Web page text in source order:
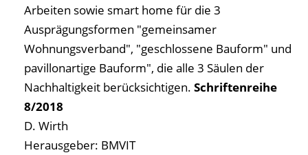
Arbeiten sowie smart home für die 3
Ausprägungsformen "gemeinsamer
Wohnungsverband", "geschlossene Bauform" und
pavillonartige Bauform", die alle 3 Säulen der
Nachhaltigkeit berücksichtigen. Schriftenreihe
8/2018
D. Wirth
Herausgeber: BMVIT